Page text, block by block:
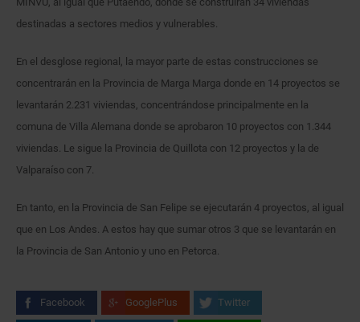
destinadas a sectores medios y vulnerables.
En el desglose regional, la mayor parte de estas construcciones se
concentrarán en la Provincia de Marga Marga donde en 14 proyectos se
levantarán 2.231 viviendas, concentrándose principalmente en la
comuna de Villa Alemana donde se aprobaron 10 proyectos con 1.344
viviendas. Le sigue la Provincia de Quillota con 12 proyectos y la de
Valparaíso con 7.
En tanto, en la Provincia de San Felipe se ejecutarán 4 proyectos, al igual
que en Los Andes. A estos hay que sumar otros 3 que se levantarán en
la Provincia de San Antonio y uno en Petorca.
Facebook GooglePlus Twitter